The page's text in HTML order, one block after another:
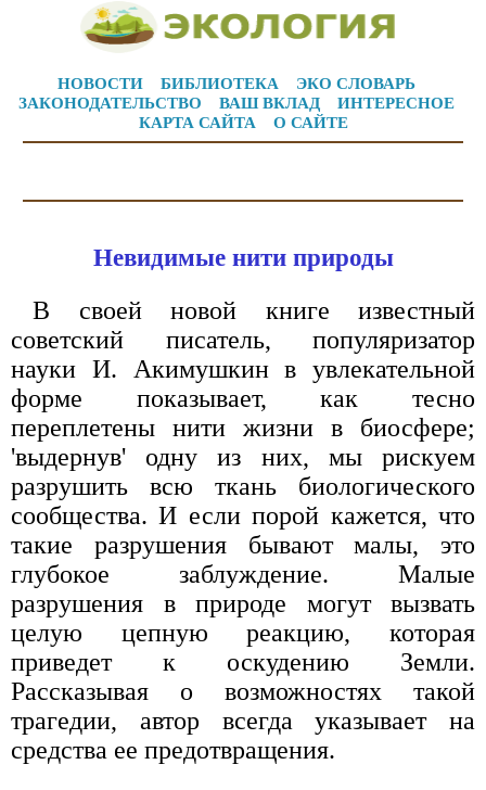
НОВОСТИ БИБЛИОТЕКА
ЭКО СЛОВАРЬ
ЗАКОНОДАТЕЛЬСТВО
ВАШ ВКЛАД
ИНТЕРЕСНОЕ
КАРТА САЙТА
О САЙТЕ
Невидимые нити природы
В своей новой книге известный
советский писатель, популяризатор
науки И. Акимушкин в увлекательной
форме показывает, как тесно
переплетены нити жизни в биосфере;
'выдернув' одну из них, мы рискуем
разрушить всю ткань биологического
сообщества. И если порой кажется, что
такие разрушения бывают малы, это
глубокое заблуждение. Малые
разрушения в природе могут вызвать
целую цепную реакцию, которая
приведет к оскудению Земли.
Рассказывая о возможностях такой
трагедии, автор всегда указывает на
средства ее предотвращения.